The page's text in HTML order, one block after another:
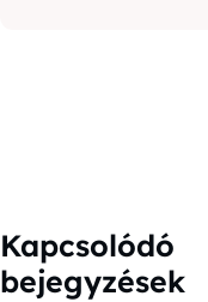
Kapcsolódó
bejegyzések